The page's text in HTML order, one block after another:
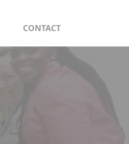
CONTACT